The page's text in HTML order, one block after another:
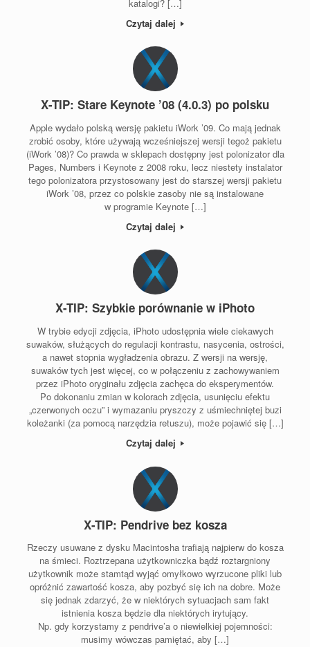
katalogi? […]
Czytaj dalej
X-TIP: Stare Keynote ’08 (4.0.3) po polsku
Apple wydało polską wersję pakietu iWork ’09. Co mają jednak
zrobić osoby, które używają wcześniejszej wersji tegoż pakietu
(iWork ’08)? Co prawda w sklepach dostępny jest polonizator dla
Pages, Numbers i Keynote z 2008 roku, lecz niestety instalator
tego polonizatora przystosowany jest do starszej wersji pakietu
iWork ’08, przez co polskie zasoby nie są instalowane
w programie Keynote […]
Czytaj dalej
X-TIP: Szybkie porównanie w iPhoto
W trybie edycji zdjęcia, iPhoto udostępnia wiele ciekawych
suwaków, służących do regulacji kontrastu, nasycenia, ostrości,
a nawet stopnia wygładzenia obrazu. Z wersji na wersję,
suwaków tych jest więcej, co w połączeniu z zachowywaniem
przez iPhoto oryginału zdjęcia zachęca do eksperymentów.
Po dokonaniu zmian w kolorach zdjęcia, usunięciu efektu
„czerwonych oczu” i wymazaniu pryszczy z uśmiechniętej buzi
koleżanki (za pomocą narzędzia retuszu), może pojawić się […]
Czytaj dalej
X-TIP: Pendrive bez kosza
Rzeczy usuwane z dysku Macintosha trafiają najpierw do kosza
na śmieci. Roztrzepana użytkowniczka bądź roztargniony
użytkownik może stamtąd wyjąć omyłkowo wyrzucone pliki lub
opróżnić zawartość kosza, aby pozbyć się ich na dobre. Może
się jednak zdarzyć, że w niektórych sytuacjach sam fakt
istnienia kosza będzie dla niektórych irytujący.
Np. gdy korzystamy z pendrive’a o niewielkiej pojemności:
musimy wówczas pamiętać, aby […]